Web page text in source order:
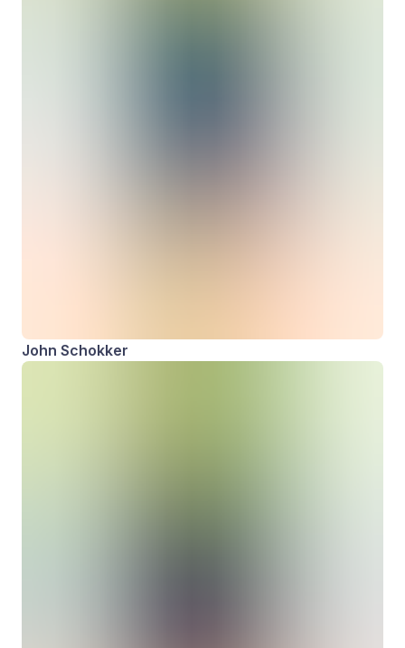
John Schokker